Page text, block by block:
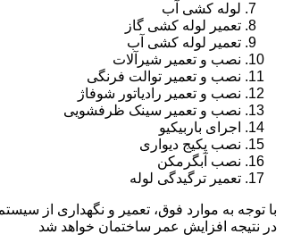
لوله کشی آب
تعمیر لوله کشی گاز
تعمیر لوله کشی آب
نصب و تعمیر شیرآلات
نصب و تعمیر توالت فرنگی
نصب و تعمیر رادیاتور شوفاژ
نصب و تعمیر سینک ظرفشویی
اجرای باربیکیو
نصب پکیج دیواری
نصب آبگرمکن
تعمیر ترگیدگی لوله
با توجه به موارد فوق، تعمیر و نگهداری از
در نتیجه افزایش عمر ساختمان خواهد شد